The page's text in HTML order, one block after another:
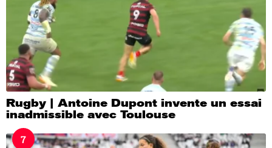
Rugby | Antoine Dupont invente un essai
inadmissible avec Toulouse
7